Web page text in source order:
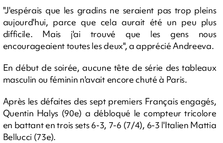
"J'espérais que les gradins ne seraient pas trop pleins
aujourd'hui, parce que cela aurait été un peu plus
difficile. Mais j'ai trouvé que les gens nous
encourageaient toutes les deux", a apprécié Andreeva.
En début de soirée, aucune tête de série des tableaux
masculin ou féminin n'avait encore chuté à Paris.
Après les défaites des sept premiers Français engagés,
Quentin Halys (90e) a débloqué le compteur tricolore
en battant en trois sets 6-3, 7-6 (7/4), 6-3 l'Italien Mattia
Bellucci (73e).